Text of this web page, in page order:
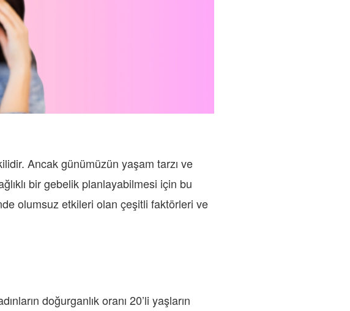
Ancak günümüzün yaşam tarzı ve
bir gebelik planlayabilmesi için bu
olumsuz etkileri olan çeşitli faktörleri ve
doğurganlık oranı 20’li yaşların